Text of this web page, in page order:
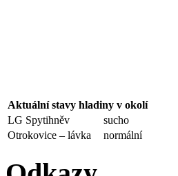
Aktuální stavy hladiny v okolí
LG Spytihněv
sucho
Otrokovice – lávka
normální